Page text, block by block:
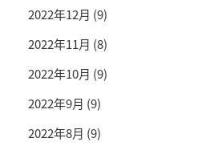
2022年12月 (9)
2022年11月 (8)
2022年10月 (9)
2022年9月 (9)
2022年8月 (9)